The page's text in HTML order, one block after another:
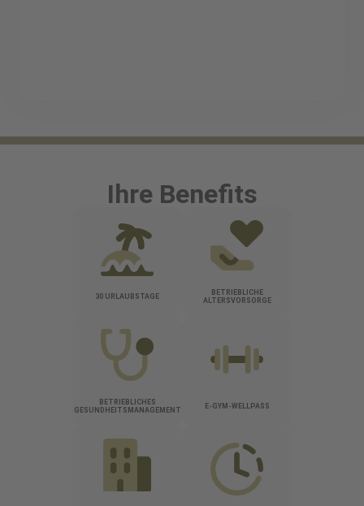
Ihre Benefits
30 URLAUBSTAGE
BETRIEBLICHE
ALTERSVORSORGE
BETRIEBLICHES
GESUNDHEITSMANAGEMENT
E-GYM-WELLPASS